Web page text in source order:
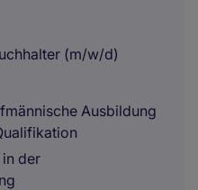
(m/w/d)
Ausbildung
in der